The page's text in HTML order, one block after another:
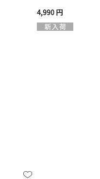
4,990 円